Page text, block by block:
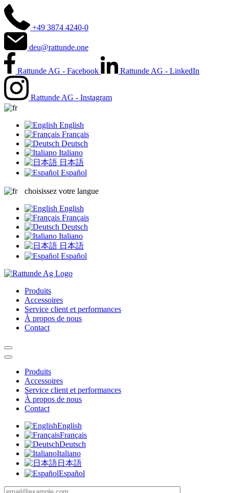
+49 3874 4240-0
deu@rattunde.one
Rattunde AG - Facebook Rattunde AG - LinkedIn
Rattunde AG - Instagram
English
Français
Deutsch
Italiano
日本語
Español
choisissez votre langue
English
Français
Deutsch
Italiano
日本語
Español
Produits
Accessoires
Service client et performances
À propos de nous
Contact
Produits
Accessoires
Service client et performances
À propos de nous
Contact
English
Français
Deutsch
Italiano
日本語
Español